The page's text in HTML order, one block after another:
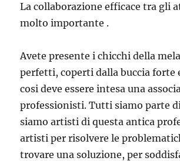
La collaborazione efficace tra gli
molto importante .
Avete presente i chicchi della
perfetti, coperti dalla buccia forte
cosi deve essere intesa una
professionisti. Tutti siamo parte
siamo artisti di questa antica
artisti per risolvere le
trovare una soluzione, per